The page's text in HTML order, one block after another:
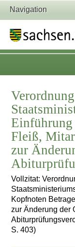
Navigation
Einführung
Fleiß,
zur
Vollzitat:
Kopfnoten
zur Änderung der
S. 403)